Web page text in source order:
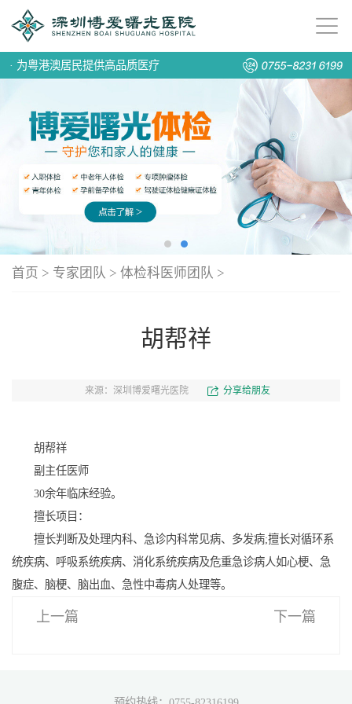
· 为粤港澳居民提供高品质医疗
首页 > 专家团队 > 体检科医师团队 >
胡帮祥
来源：深圳博爱曙光医院 分享给朋友
胡帮祥
副主任医师
30余年临床经验。
擅长项目：
擅长判断及处理内科、急诊内科常见病、多发病;擅长对循环系
统疾病、呼吸系统疾病、消化系统疾病及危重急诊病人如心梗、急
腹症、脑梗、脑出血、急性中毒病人处理等。
上一篇 下一篇